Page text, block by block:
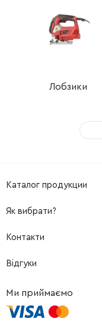
Лобзики
Каталог продукции
Як вибрати?
Контакти
Відгуки
Ми приймаємо